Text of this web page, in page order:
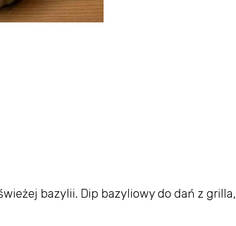
bazylii. Dip bazyliowy do dań z grilla,